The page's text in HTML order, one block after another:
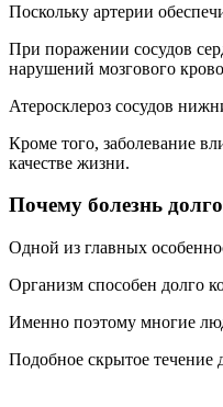
Поскольку артерии
При поражении сосудов
нарушений мозгового
Атеросклероз сосудов
Кроме того, заболевание
качестве жизни.
Почему болезнь
Одной из главных
Организм способен долго
Именно поэтому многие
Подобное скрытое течение